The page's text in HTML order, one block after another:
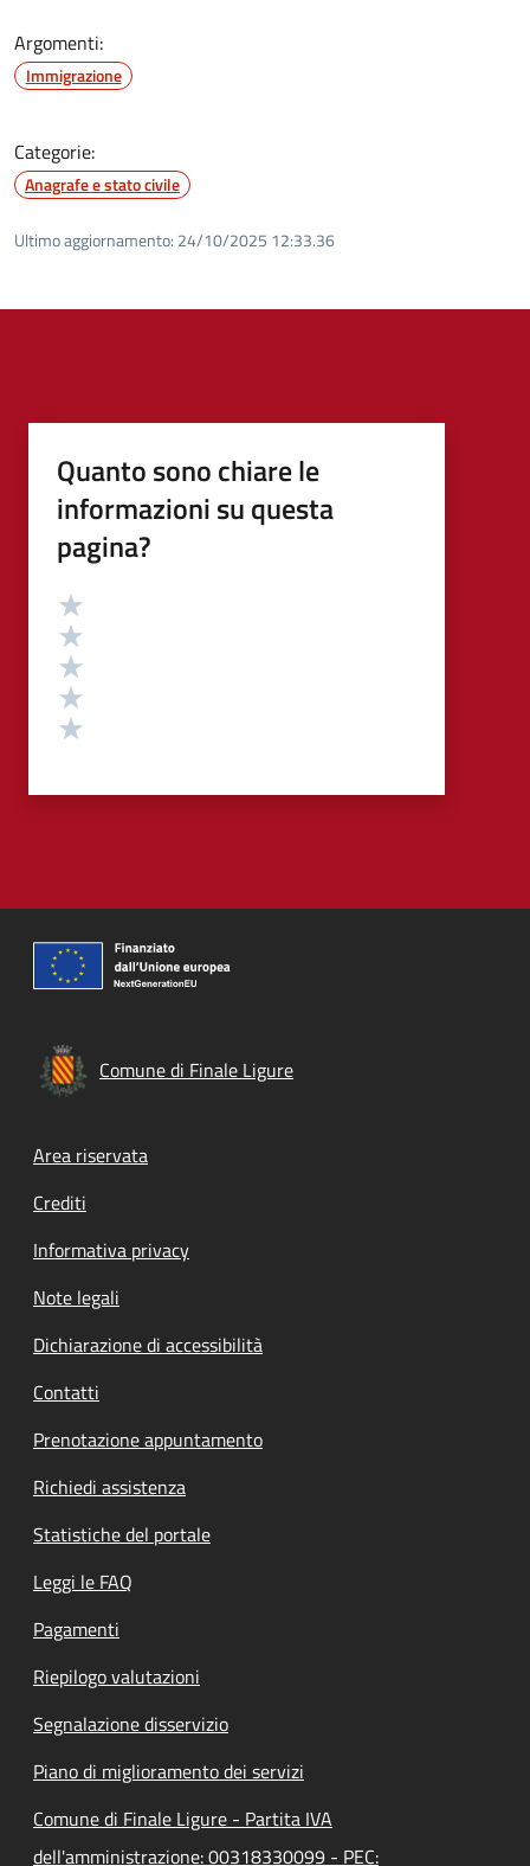
Argomenti:
Immigrazione
Categorie:
Anagrafe e stato civile
Ultimo aggiornamento: 24/10/2025 12:33.36
Quanto sono chiare le
informazioni su questa
pagina?
Valutazione
Comune di Finale Ligure
Footer menu
Area riservata
Crediti
Informativa privacy
Note legali
Dichiarazione di accessibilità
Contatti
Prenotazione appuntamento
Richiedi assistenza
Statistiche del portale
Leggi le FAQ
Pagamenti
Riepilogo valutazioni
Segnalazione disservizio
Piano di miglioramento dei servizi
Comune di Finale Ligure - Partita IVA
dell'amministrazione: 00318330099 - PEC: